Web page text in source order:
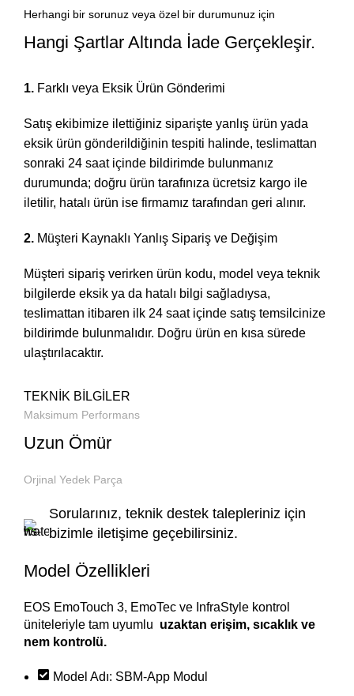
Herhangi bir sorunuz veya özel bir durumunuz için
Hangi Şartlar Altında İade Gerçekleşir.
1. Farklı veya Eksik Ürün Gönderimi
Satış ekibimize ilettiğiniz siparişte yanlış ürün yada
eksik ürün gönderildiğinin tespiti halinde, teslimattan
sonraki 24 saat içinde bildirimde bulunmanız
durumunda; doğru ürün tarafınıza ücretsiz kargo ile
iletilir, hatalı ürün ise firmamız tarafından geri alınır.
2. Müşteri Kaynaklı Yanlış Sipariş ve Değişim
Müşteri sipariş verirken ürün kodu, model veya teknik
bilgilerde eksik ya da hatalı bilgi sağladıysa,
teslimattan itibaren ilk 24 saat içinde satış temsilcinize
bildirimde bulunmalıdır. Doğru ürün en kısa sürede
ulaştırılacaktır.
TEKNIK BILGILER
Maksimum Performans
Uzun Ömür
Orjinal Yedek Parça
Sorularınız, teknik destek talepleriniz için
bizimle iletişime geçebilirsiniz.
Model Özellikleri
EOS EmoTouch 3, EmoTec ve InfraStyle kontrol
üniteleriyle tam uyumlu uzaktan erişim, sıcaklık ve
nem kontrolü.
Model Adı: SBM-App Modul